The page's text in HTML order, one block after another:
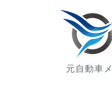
元自動車